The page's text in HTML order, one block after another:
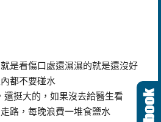
是看傷口處還濕濕的就是還沒好
都不要碰水
還挺大的，如果沒去給醫生看
路，每晚浪費一堆食鹽水